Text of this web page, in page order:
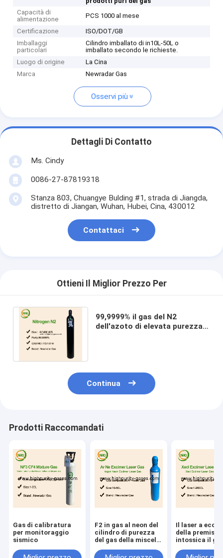
Capacità di
alimentazione
PCS 1000 al mese
Certificazione
ISO/DOT/GB
Imballaggi
particolari
Cilindro imballato di in10L-50L o
imballato secondo le richieste.
Luogo di origine
La Cina
Marca
Newradar Gas
Osservi più
Dettagli Di Contatto
Ms. Cindy
0086-27-87819318
Stanza 803, Chuangye Bulding #1, strada di Jiangda,
distretto di Jiangan, Wuhan, Hubei, Cina, 430012
Contattaci
Ottieni Il Miglior Prezzo Per
99,9999% il gas del N2
dell'azoto di elevata purezza
Continua
Prodotti Raccomandati
Gas di calibratura
per monitoraggio
sismico
F2 in gas al neon del
cilindro di purezza
del gas della miscela
Il laser a
della
intossica il
NeF